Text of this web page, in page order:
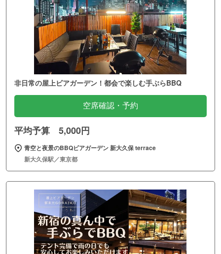
非日常の屋上ビアガーデン！都会で楽しむ手ぶらBBQ
空席確認・予約
平均予算 5,000円
青空と夜景のBBQビアガーデン 新大久保 terrace
新大久保駅／東京都